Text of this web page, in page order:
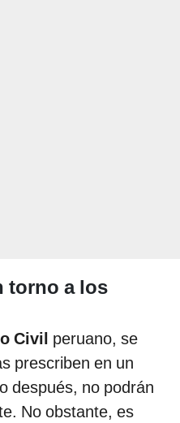
torno a los
Civil peruano, se
prescriben en un
después, no podrán
No obstante, es